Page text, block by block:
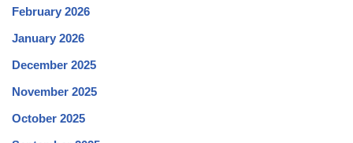
February 2026
January 2026
December 2025
November 2025
October 2025